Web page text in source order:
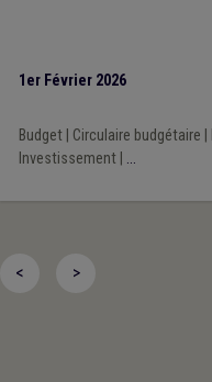
1er Février 2026
Budget| Circulaire budgétaire
Investissement| ...
< >